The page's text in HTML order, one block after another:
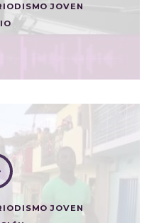
JOVEN
MÁS
JOVEN